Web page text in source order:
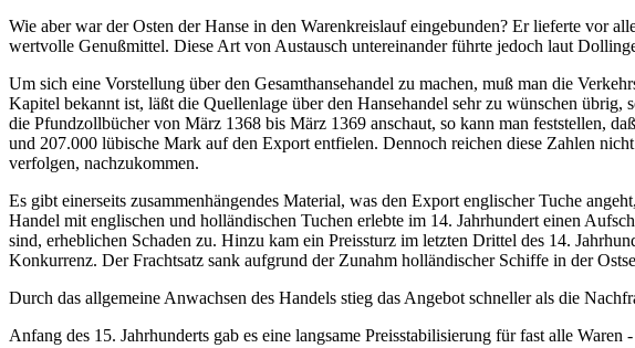
Wie aber war der Osten der Hanse in den Warenkreislauf eingebunden? Er lieferte vor
wertvolle Genußmittel. Diese Art von Austausch untereinander führte jedoch laut
Um sich eine Vorstellung über den Gesamthansehandel zu machen, muß man die
Kapitel bekannt ist, läßt die Quellenlage über den Hansehandel sehr zu wünschen
die Pfundzollbücher von März 1368 bis März 1369 anschaut, so kann man feststellen,
und 207.000 lübische Mark auf den Export entfielen. Dennoch reichen diese Zahlen
verfolgen, nachzukommen.
Es gibt einerseits zusammenhängendes Material, was den Export englischer Tuche
Handel mit englischen und holländischen Tuchen erlebte im 14. Jahrhundert einen
sind, erheblichen Schaden zu. Hinzu kam ein Preissturz im letzten Drittel des 14.
Konkurrenz. Der Frachtsatz sank aufgrund der Zunahm holländischer Schiffe in der
Durch das allgemeine Anwachsen des Handels stieg das Angebot schneller als die
Anfang des 15. Jahrhunderts gab es eine langsame Preisstabilisierung für fast alle